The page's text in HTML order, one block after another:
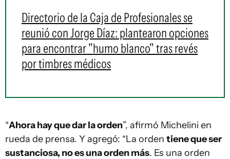
Directorio de la Caja de Profesionales se
reunió con Jorge Díaz: plantearon opciones
para encontrar "humo blanco" tras revés
por timbres médicos
“Ahora hay que dar la orden”, afirmó Michelini en
rueda de prensa. Y agregó: “La orden tiene que ser
sustanciosa, no es una orden más. Es una orden